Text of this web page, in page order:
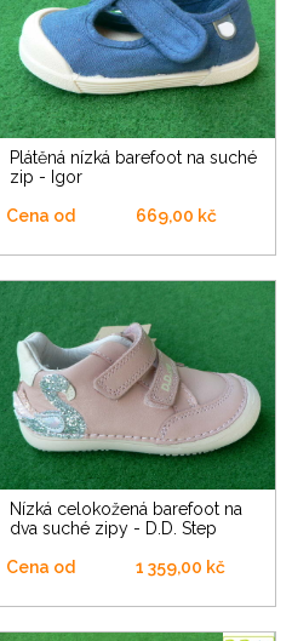
Plátěná nízká barefoot na suché
zip - Igor
Cena od 669,00 kč
Nízká celokožená barefoot na
dva suché zipy - D.D. Step
Cena od 1 359,00 kč